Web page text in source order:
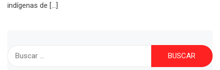
indígenas de […]